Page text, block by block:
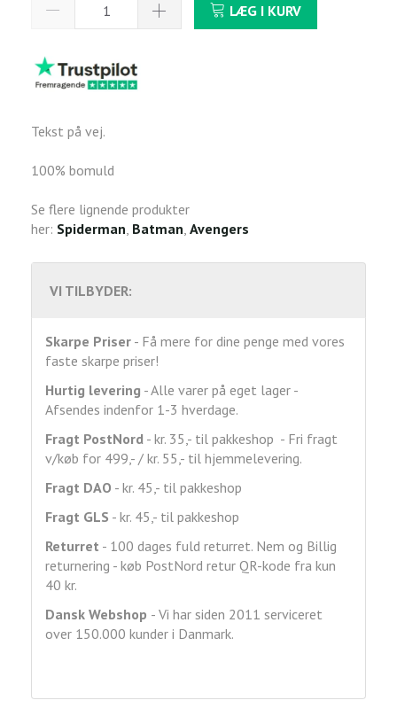
LÆG I KURV
Tekst på vej.
100% bomuld
Se flere lignende produkter
her: Spiderman, Batman, Avengers
VI TILBYDER:
Skarpe Priser - Få mere for dine penge med vores
faste skarpe priser!
Hurtig levering - Alle varer på eget lager -
Afsendes indenfor 1-3 hverdage.
Fragt PostNord - kr. 35,- til pakkeshop - Fri fragt
v/køb for 499,- / kr. 55,- til hjemmelevering.
Fragt DAO - kr. 45,- til pakkeshop
Fragt GLS - kr. 45,- til pakkeshop
Returret - 100 dages fuld returret. Nem og Billig
returnering - køb PostNord retur QR-kode fra kun
40 kr.
Dansk Webshop - Vi har siden 2011 serviceret
over 150.000 kunder i Danmark.